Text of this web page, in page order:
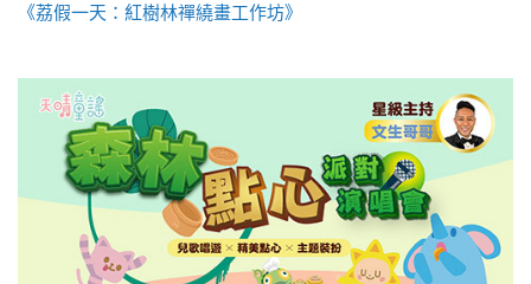
《荔假一天：紅樹林禪繞畫工作坊》